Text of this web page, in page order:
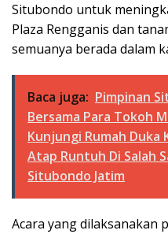
Situbondo untuk
Plaza Rengganis dan
semuanya berada dalam
Baca juga: Pimpinan
Bersama Para Tokoh
Kunjungi Rumah
Atap Runtuh Di Salah
Situbondo Jatim
Acara yang dilaksanakan